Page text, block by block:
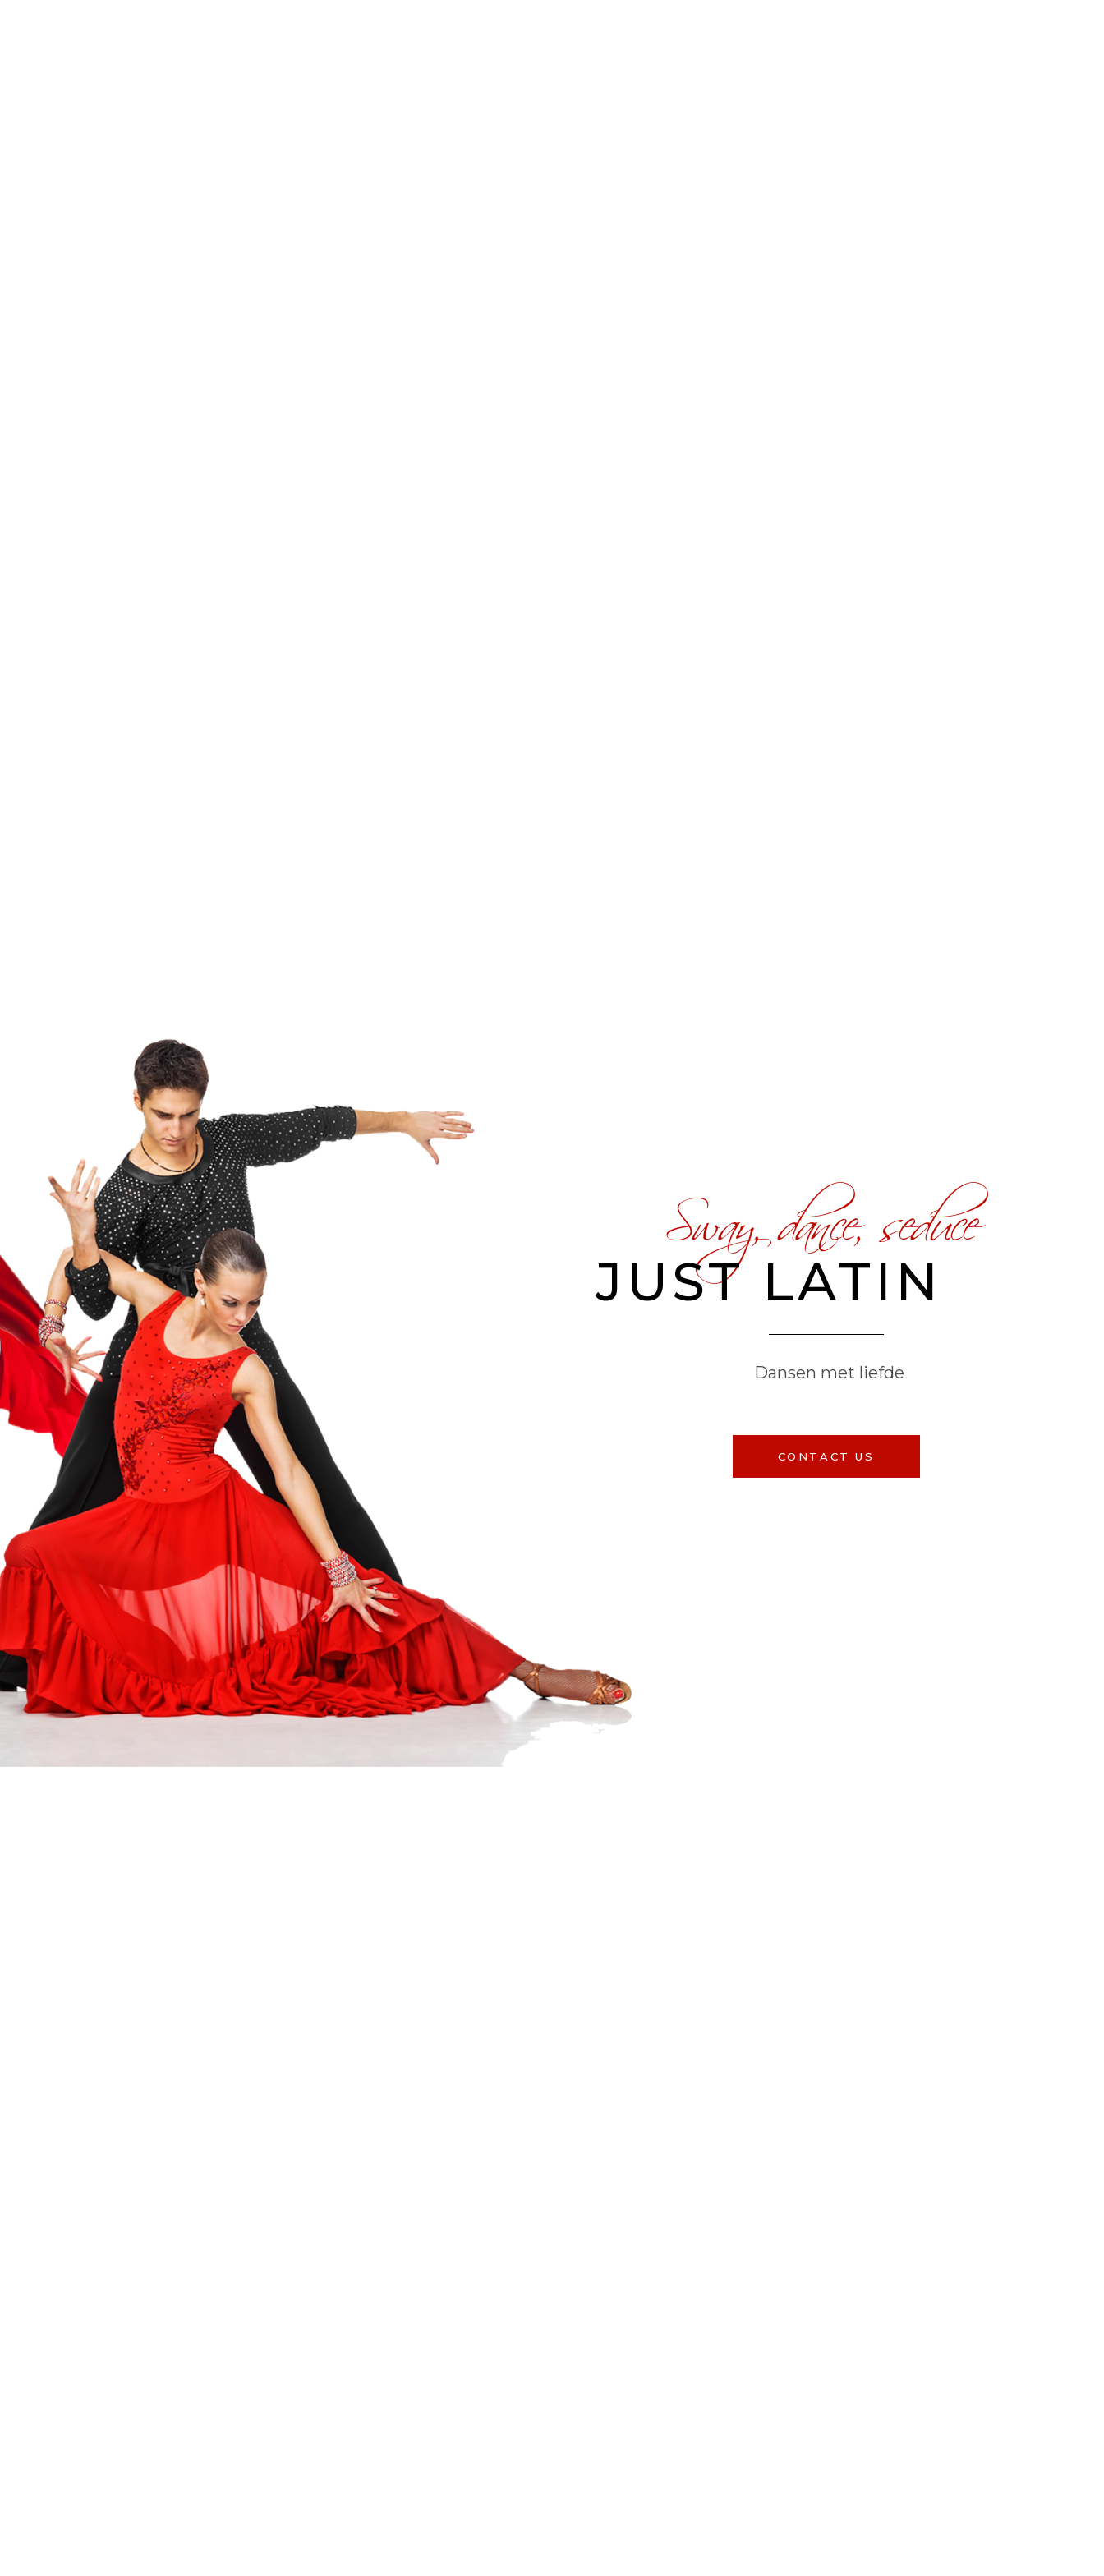
Sway, dance, seduce
JUST LATIN
Dansen met liefde
CONTACT US